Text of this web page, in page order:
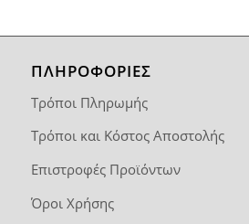
ΠΛΗΡΟΦΟΡΙΕΣ
Τρόποι Πληρωμής
Τρόποι και Κόστος Αποστολής
Επιστροφές Προϊόντων
Όροι Χρήσης